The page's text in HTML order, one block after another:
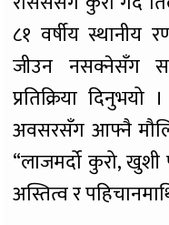
८१ वर्षीय स्थानीय
जीउन नसक्नेसँग
प्रतिक्रिया दिनुभयो
अवसरसँग आफ्नै
“लाजमर्दो कुरो,
अस्तित्व र